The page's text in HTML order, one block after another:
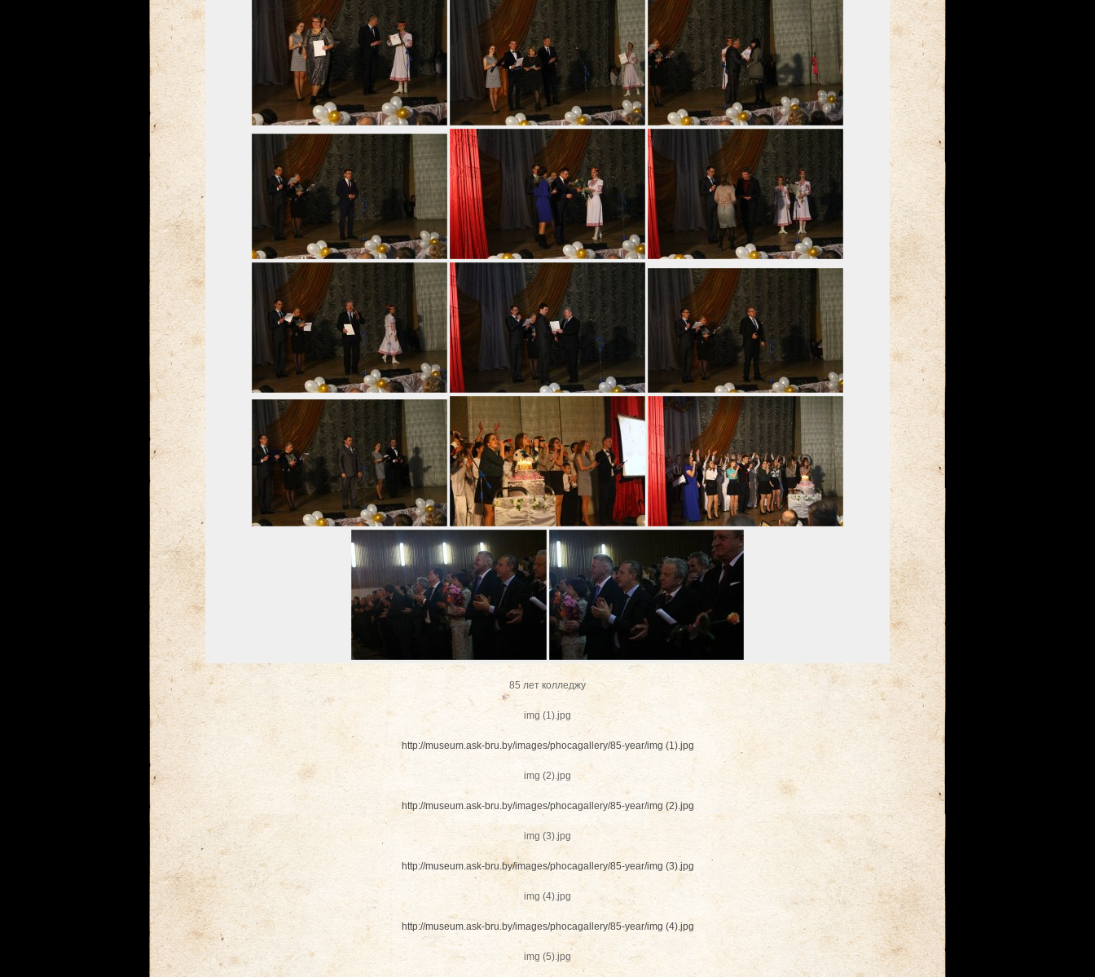
85 лет колледжу
img (1).jpg
http://museum.ask-bru.by/images/phocagallery/85-year/img (1).jpg
img (2).jpg
http://museum.ask-bru.by/images/phocagallery/85-year/img (2).jpg
img (3).jpg
http://museum.ask-bru.by/images/phocagallery/85-year/img (3).jpg
img (4).jpg
http://museum.ask-bru.by/images/phocagallery/85-year/img (4).jpg
img (5).jpg